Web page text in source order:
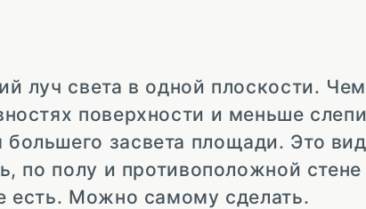
луч света в одной плоскости.
поверхности и меньше
засвета площади. Это
по полу и противоположной стене
есть. Можно самому сделать.